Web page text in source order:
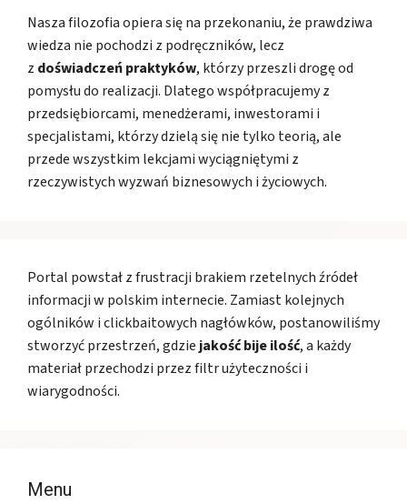
Nasza filozofia opiera się na przekonaniu, że prawdziwa
wiedza nie pochodzi z podręczników, lecz
z doświadczeń praktyków, którzy przeszli drogę od
pomysłu do realizacji. Dlatego współpracujemy z
przedsiębiorcami, menedżerami, inwestorami i
specjalistami, którzy dzielą się nie tylko teorią, ale
przede wszystkim lekcjami wyciągniętymi z
rzeczywistych wyzwań biznesowych i życiowych.
Portal powstał z frustracji brakiem rzetelnych źródeł
informacji w polskim internecie. Zamiast kolejnych
ogólników i clickbaitowych nagłówków, postanowiliśmy
stworzyć przestrzeń, gdzie jakość bije ilość, a każdy
materiał przechodzi przez filtr użyteczności i
wiarygodności.
Menu